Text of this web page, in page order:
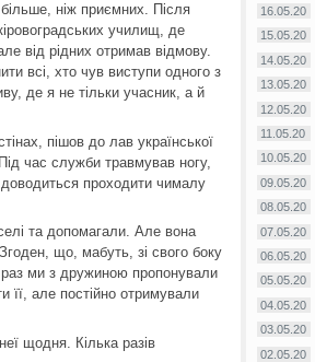
ніж приємних. Після
училищ, де
від рідних отримав відмову.
всі, хто чув виступи одного з
де я не тільки учасник, а й
пішов до лав української
час служби травмував ногу,
проходити чималу
та допомагали. Але вона
що, мабуть, зі свого боку
ми з дружиною пропонували
але постійно отримували
щодня. Кілька разів
16.05.20
15.05.20
14.05.20
13.05.20
12.05.20
11.05.20
10.05.20
09.05.20
08.05.20
07.05.20
06.05.20
05.05.20
04.05.20
03.05.20
02.05.20